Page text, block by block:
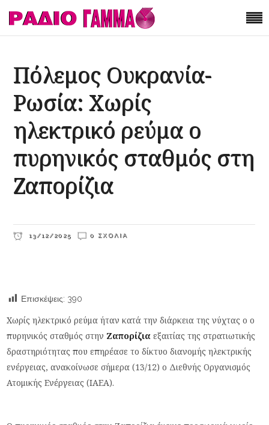
Πόλεμος Ουκρανία-
Ρωσία: Χωρίς
ηλεκτρικό ρεύμα ο
πυρηνικός σταθμός στη
Ζαπορίζια
13/12/2025 0 ΣΧΌΛΙΑ
Επισκέψεις: 390
Χωρίς ηλεκτρικό ρεύμα ήταν κατά την διάρκεια της νύχτας ο ο
πυρηνικός σταθμός στην Ζαπορίζια εξαιτίας της στρατιωτικής
δραστηριότητας που επηρέασε το δίκτυο διανομής ηλεκτρικής
ενέργειας, ανακοίνωσε σήμερα (13/12) ο Διεθνής Οργανισμός
Ατομικής Ενέργειας (IAEA).